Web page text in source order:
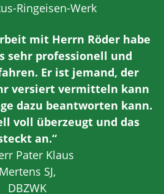
Ringeisen-Werk
mit Herrn Röder habe
sehr professionell und
Er ist jemand, der
versiert vermitteln kann
dazu beantworten kann.
voll überzeugt und das
an.“